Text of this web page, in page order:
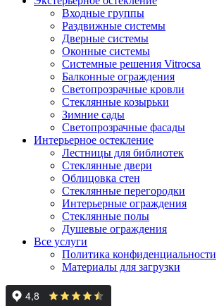
Входные группы
Раздвижные системы
Дверные системы
Оконные системы
Системные решения Vitrocsa
Балконные ограждения
Светопрозрачные кровли
Стеклянные козырьки
Зимние сады
Светопрозрачные фасады
Интерьерное остекление
Лестницы для библиотек
Стеклянные двери
Облицовка стен
Стеклянные перегородки
Интерьерные ограждения
Стеклянные полы
Душевые ограждения
Все услуги
Политика конфиденциальности
Материалы для загрузки